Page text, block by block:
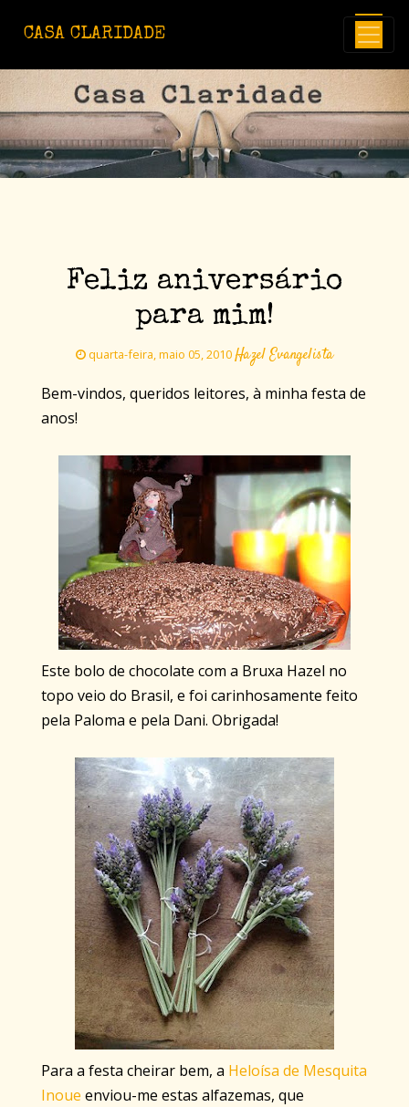
CASA CLARIDADE
Feliz aniversário
para mim!
quarta-feira, maio 05, 2010Hazel Evangelista
Bem-vindos, queridos leitores, à minha festa de
anos!
Este bolo de chocolate com a Bruxa Hazel no
topo veio do Brasil, e foi carinhosamente feito
pela Paloma e pela Dani. Obrigada!
Para a festa cheirar bem, a Heloísa de Mesquita
Inoue enviou-me estas alfazemas, que